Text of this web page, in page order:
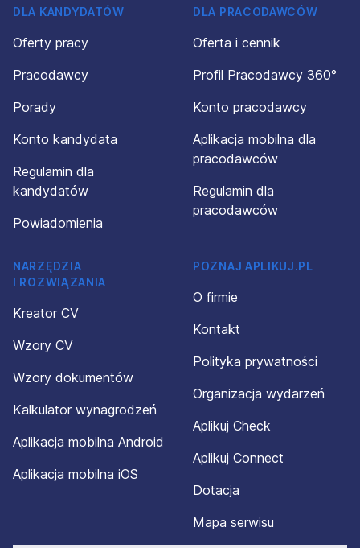
DLA KANDYDATÓW
Oferty pracy
Pracodawcy
Porady
Konto kandydata
Regulamin dla
kandydatów
Powiadomienia
DLA PRACODAWCÓW
Oferta i cennik
Profil Pracodawcy 360°
Konto pracodawcy
Aplikacja mobilna dla
pracodawców
Regulamin dla
pracodawców
NARZĘDZIA
I ROZWIĄZANIA
Kreator CV
Wzory CV
Wzory dokumentów
Kalkulator wynagrodzeń
Aplikacja mobilna Android
Aplikacja mobilna iOS
POZNAJ APLIKUJ.PL
O firmie
Kontakt
Polityka prywatności
Organizacja wydarzeń
Aplikuj Check
Aplikuj Connect
Dotacja
Mapa serwisu